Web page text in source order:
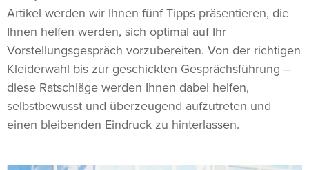
Artikel werden wir Ihnen fünf Tipps präsentieren, die
Ihnen helfen werden, sich optimal auf Ihr
Vorstellungsgespräch vorzubereiten. Von der richtigen
Kleiderwahl bis zur geschickten Gesprächsführung –
diese Ratschläge werden Ihnen dabei helfen,
selbstbewusst und überzeugend aufzutreten und
einen bleibenden Eindruck zu hinterlassen.